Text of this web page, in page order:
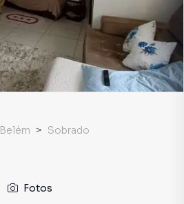
Belém
Sobrado
Fotos